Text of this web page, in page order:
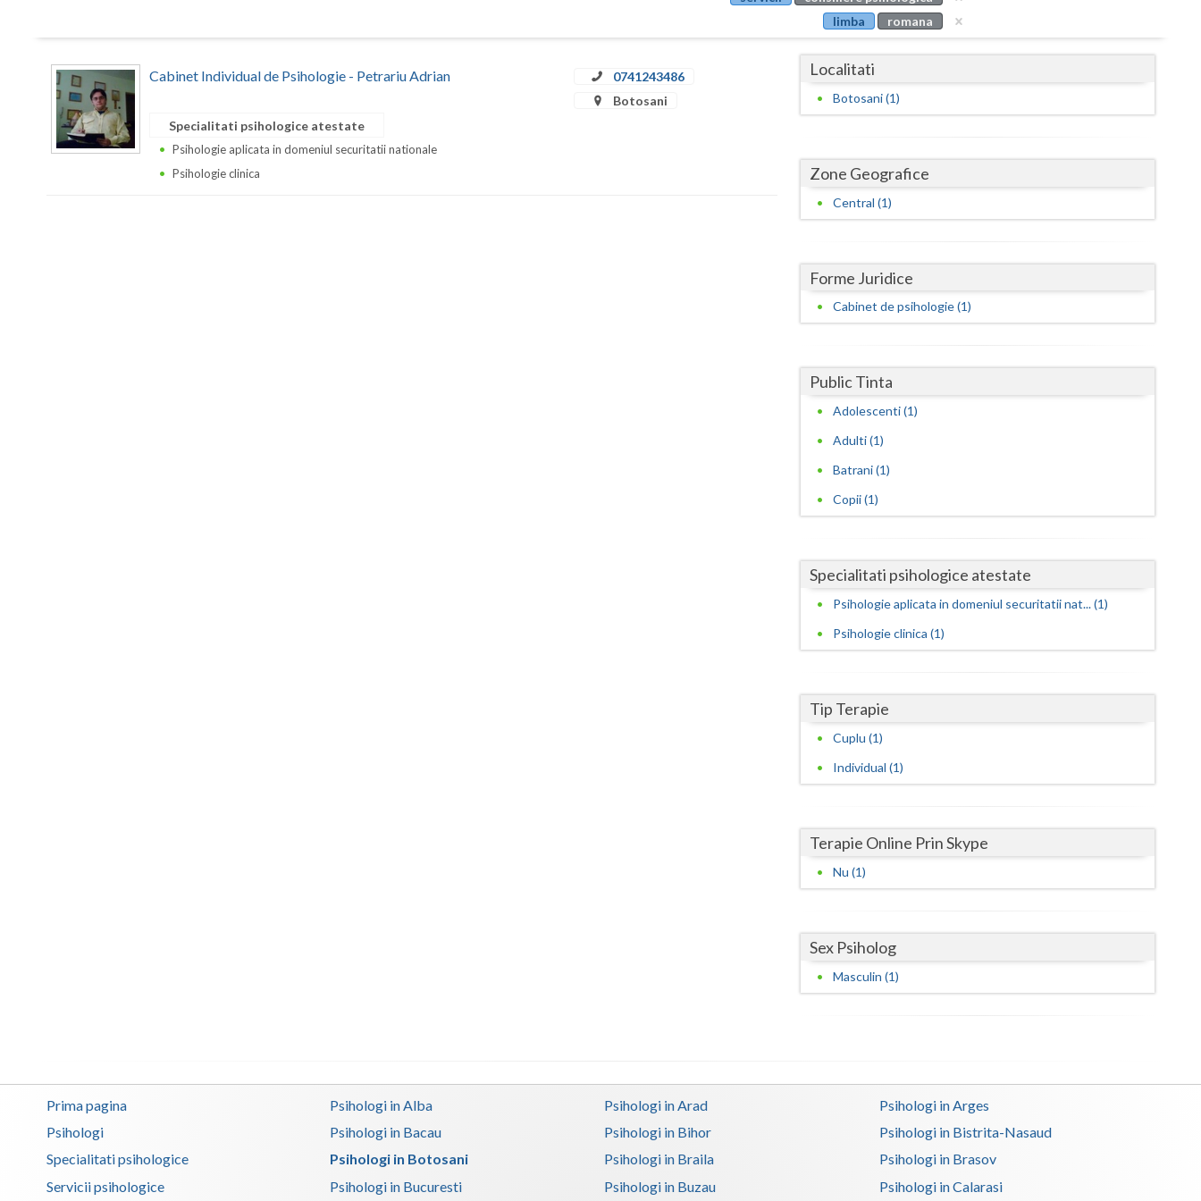
Buzau
Cluj
Covasna
Dambovita
Dolj
Galati
Gorj
Maramures
Mures
Olt
Satu-Mare
Vaslui
Vrancea
limba
romana
Cabinet Individual de Psihologie - Petrariu Adrian
0741243486
Botosani
Specialitati psihologice atestate
Psihologie aplicata in domeniul securitatii nationale
Psihologie clinica
Localitati
Botosani (1)
Zone Geografice
Central (1)
Forme Juridice
Cabinet de psihologie (1)
Public Tinta
Adolescenti (1)
Adulti (1)
Batrani (1)
Copii (1)
Specialitati psihologice atestate
Psihologie aplicata in domeniul securitatii nat... (1)
Psihologie clinica (1)
Tip Terapie
Cuplu (1)
Individual (1)
Terapie Online Prin Skype
Nu (1)
Sex Psiholog
Masculin (1)
Prima pagina
Psihologi
Specialitati psihologice
Servicii psihologice
Psihologi in Alba Psihologi in Arad
Psihologi in Arges
Psihologi in Bacau
Psihologi in Bihor
Psihologi in Bistrita-Nasaud
Psihologi in Botosani
Psihologi in Braila
Psihologi in Brasov
Psihologi in Bucuresti
Psihologi in Buzau Psihologi in Calarasi